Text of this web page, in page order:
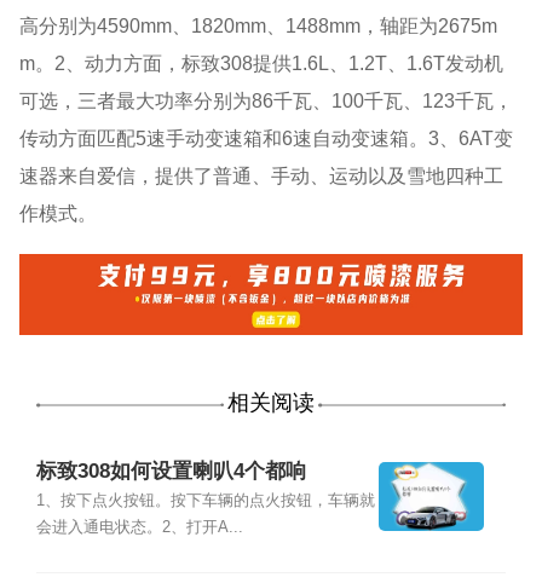
高分别为4590mm、1820mm、1488mm，轴距为2675m
m。2、动力方面，标致308提供1.6L、1.2T、1.6T发动机
可选，三者最大功率分别为86千瓦、100千瓦、123千瓦，
传动方面匹配5速手动变速箱和6速自动变速箱。3、6AT变
速器来自爱信，提供了普通、手动、运动以及雪地四种工
作模式。
相关阅读
标致308如何设置喇叭4个都响
1、按下点火按钮。按下车辆的点火按钮，车辆就
会进入通电状态。2、打开A...